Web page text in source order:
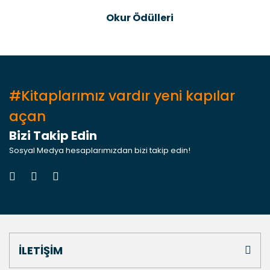
Okur Ödülleri
#Kitaplarımız vardır yeni kapılar
açan
Bizi Takip Edin
Sosyal Medya hesaplarımızdan bizi takip edin!
İLETİŞİM